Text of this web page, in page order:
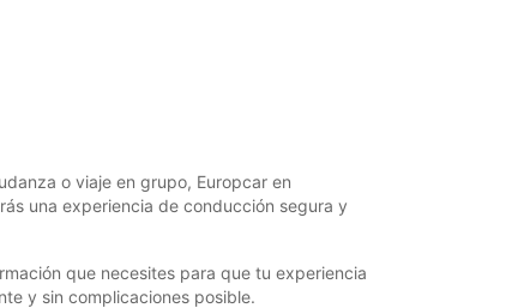
o viaje en grupo, Europcar en
una experiencia de conducción segura y
que necesites para que tu experiencia
y sin complicaciones posible.